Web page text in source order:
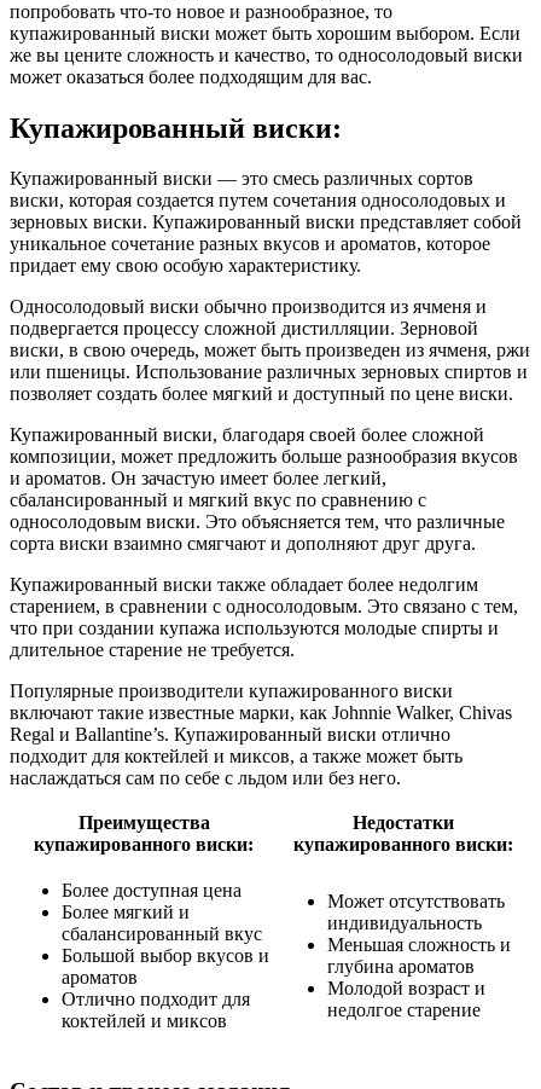
попробовать что-то новое и разнообразное, то
купажированный виски может быть хорошим выбором. Если
же вы цените сложность и качество, то односолодовый виски
может оказаться более подходящим для вас.
Купажированный виски:
Купажированный виски — это смесь различных сортов
виски, которая создается путем сочетания односолодовых и
зерновых виски. Купажированный виски представляет собой
уникальное сочетание разных вкусов и ароматов, которое
придает ему свою особую характеристику.
Односолодовый виски обычно производится из ячменя и
подвергается процессу сложной дистилляции. Зерновой
виски, в свою очередь, может быть произведен из ячменя, ржи
или пшеницы. Использование различных зерновых спиртов и
позволяет создать более мягкий и доступный по цене виски.
Купажированный виски, благодаря своей более сложной
композиции, может предложить больше разнообразия вкусов
и ароматов. Он зачастую имеет более легкий,
сбалансированный и мягкий вкус по сравнению с
односолодовым виски. Это объясняется тем, что различные
сорта виски взаимно смягчают и дополняют друг друга.
Купажированный виски также обладает более недолгим
старением, в сравнении с односолодовым. Это связано с тем,
что при создании купажа используются молодые спирты и
длительное старение не требуется.
Популярные производители купажированного виски
включают такие известные марки, как Johnnie Walker, Chivas
Regal и Ballantine’s. Купажированный виски отлично
подходит для коктейлей и миксов, а также может быть
наслаждаться сам по себе с льдом или без него.
Преимущества
купажированного виски:
Недостатки
купажированного виски:
Более доступная цена
Более мягкий и
сбалансированный вкус
Большой выбор вкусов и
ароматов
Отлично подходит для
коктейлей и миксов
Может отсутствовать
индивидуальность
Меньшая сложность и
глубина ароматов
Молодой возраст и
недолгое старение